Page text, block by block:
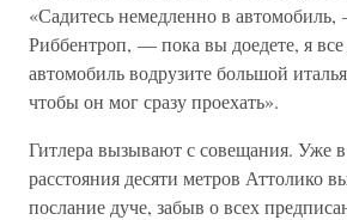
«Садитесь немедленно в автомобиль,
Риббентроп, — пока вы доедете, я
автомобиль водрузите большой
чтобы он мог сразу проехать».
Гитлера вызывают с совещания. Уже
расстояния десяти метров Аттолико
послание дуче, забыв о всех